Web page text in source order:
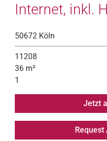
Internet, inkl.
50672 Köln
11208
36 m²
1
Jetzt